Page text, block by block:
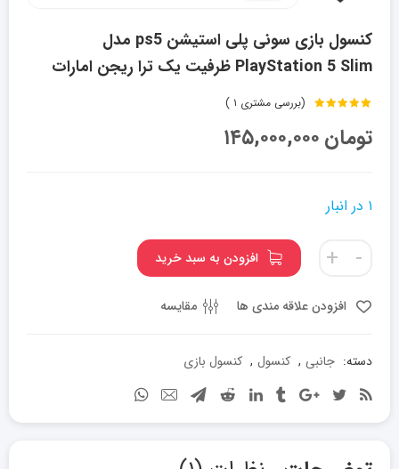
کنسول بازی سونی پلی استیشن ps5 مدل
PlayStation 5 Slim ظرفیت یک ترا ریجن امارات
از 5 امتیاز
مشتری
(بررسی مشتری ۱ )
۱۴۵,۰۰۰,۰۰۰تومان
۱ در انبار
-
کنسول
بازی
پلی
ps5
PlayStation
5
ظرفیت
+ افزودن به سبد خرید
افزودن علاقه مندی ها مقایسه
دسته: جانبی , کنسول , کنسول بازی